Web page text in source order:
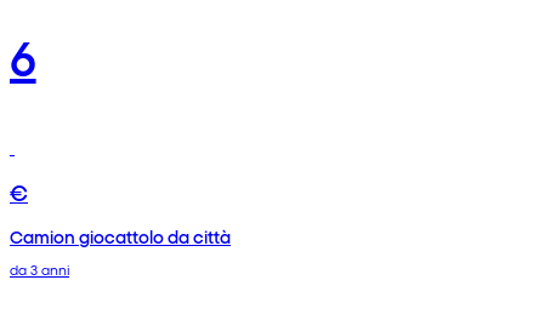
6
€
Camion giocattolo da città
da 3 anni